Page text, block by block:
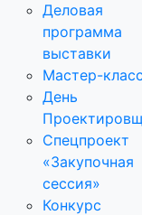
Деловая
программа
выставки
Мастер-
День
Спецпроект
«Закупочная
сессия»
Конкурс